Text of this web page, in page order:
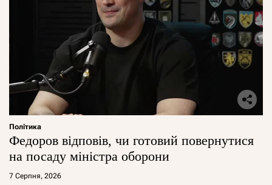
Політика
Федоров відповів, чи готовий повернутися
на посаду міністра оборони
7 Серпня, 2026